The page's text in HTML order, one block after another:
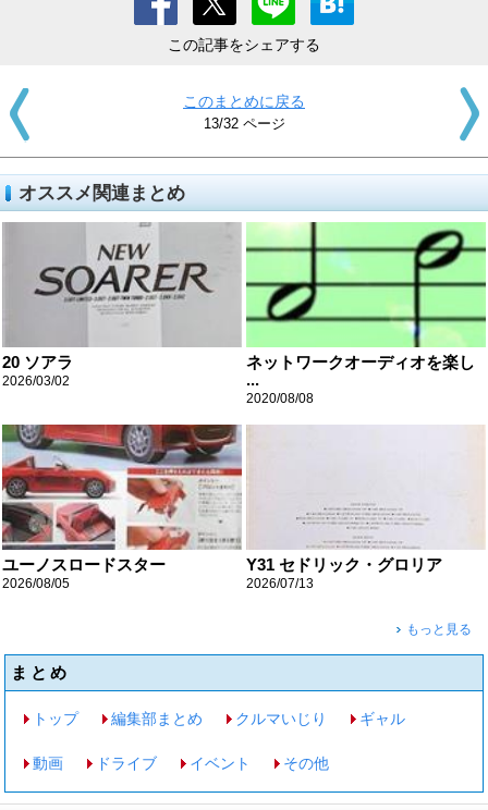
この記事をシェアする
このまとめに戻る
13/32 ページ
オススメ関連まとめ
20 ソアラ
2026/03/02
ネットワークオーディオを楽し
...
2020/08/08
ユーノスロードスター
2026/08/05
Y31 セドリック・グロリア
2026/07/13
もっと見る
まとめ
トップ 編集部まとめ クルマいじり ギャル
動画 ドライブ イベント その他